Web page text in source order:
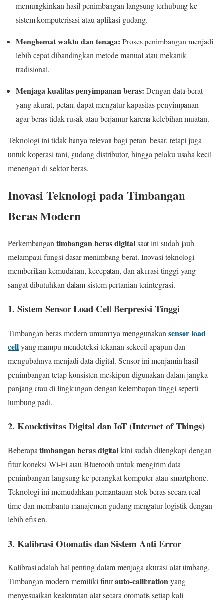
memungkinkan hasil penimbangan langsung terhubung ke
sistem komputerisasi atau aplikasi gudang.
Menghemat waktu dan tenaga: Proses penimbangan menjadi
lebih cepat dibandingkan metode manual atau mekanik
tradisional.
Menjaga kualitas penyimpanan beras: Dengan data berat
yang akurat, petani dapat mengatur kapasitas penyimpanan
agar beras tidak rusak atau berjamur karena kelebihan muatan.
Teknologi ini tidak hanya relevan bagi petani besar, tetapi juga
untuk koperasi tani, gudang distributor, hingga pelaku usaha kecil
menengah di sektor beras.
Inovasi Teknologi pada Timbangan
Beras Modern
Perkembangan timbangan beras digitalsaat ini sudah jauh
melampaui fungsi dasar menimbang berat. Inovasi teknologi
memberikan kemudahan, kecepatan, dan akurasi tinggi yang
sangat dibutuhkan dalam sistem pertanian terintegrasi.
1. Sistem Sensor Load Cell Berpresisi Tinggi
Timbangan beras modern umumnya menggunakan sensor load
cellyang mampu mendeteksi tekanan sekecil apapun dan
mengubahnya menjadi data digital. Sensor ini menjamin hasil
penimbangan tetap konsisten meskipun digunakan dalam jangka
panjang atau di lingkungan dengan kelembapan tinggi seperti
lumbung padi.
2. Konektivitas Digital dan IoT (Internet of Things)
Beberapa timbangan beras digitalkini sudah dilengkapi dengan
fitur koneksi Wi-Fi atau Bluetooth untuk mengirim data
penimbangan langsung ke perangkat komputer atau smartphone.
Teknologi ini memudahkan pemantauan stok beras secara real-
time dan membantu manajemen gudang mengatur logistik dengan
lebih efisien.
3. Kalibrasi Otomatis dan Sistem Anti Error
Kalibrasi adalah hal penting dalam menjaga akurasi alat timbang.
Timbangan modern memiliki fiturauto-calibrationyang
menyesuaikan keakuratan alat secara otomatis setiap kali